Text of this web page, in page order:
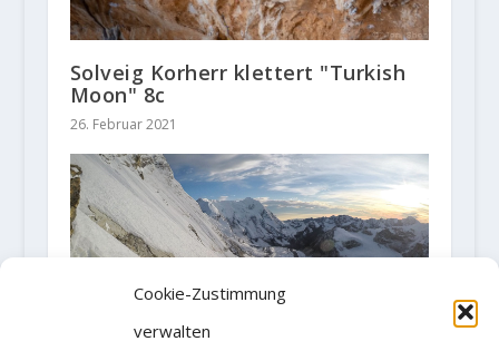
Cookie-Zustimmung
verwalten
Solveig Korherr klettert "Turkish
Moon" 8c
26. Februar 2021